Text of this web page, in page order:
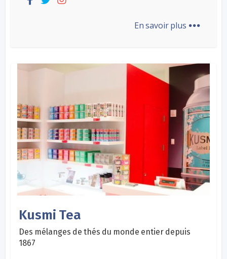
En savoir plus ...
Kusmi Tea
Des mélanges de thés du monde entier depuis
1867